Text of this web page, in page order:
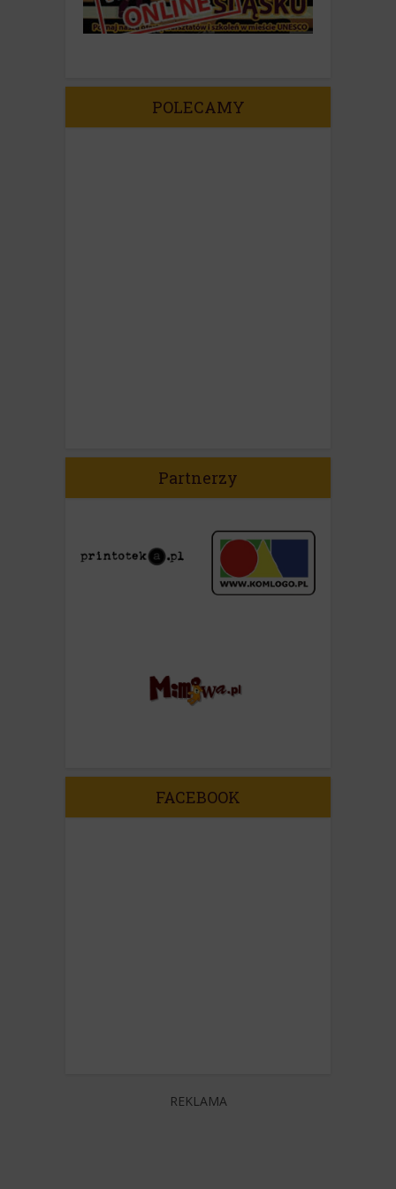
POLECAMY
Partnerzy
FACEBOOK
REKLAMA